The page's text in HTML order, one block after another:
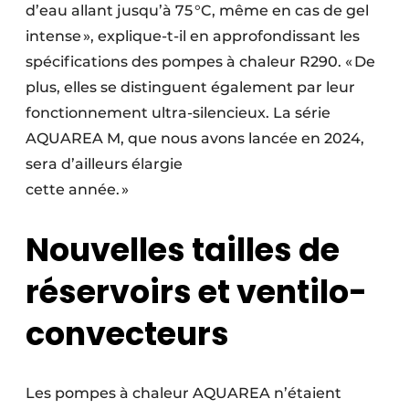
d’eau allant jusqu’à 75 °C, même en cas de gel
intense », explique-t-il en approfondissant les
spécifications des pompes à chaleur R290. « De
plus, elles se distinguent également par leur
fonctionnement ultra-silencieux. La série
AQUAREA M, que nous avons lancée en 2024,
sera d’ailleurs élargie
cette année. »
Nouvelles tailles de
réservoirs et ventilo-
convecteurs
Les pompes à chaleur AQUAREA n’étaient